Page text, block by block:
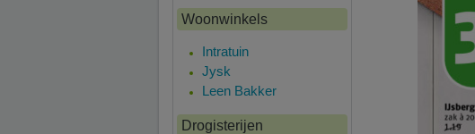
Woonwinkels
Intratuin
Jysk
Leen Bakker
Drogisterijen